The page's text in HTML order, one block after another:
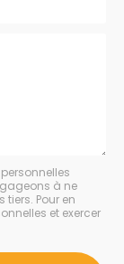
à ne
Pour en
et exercer